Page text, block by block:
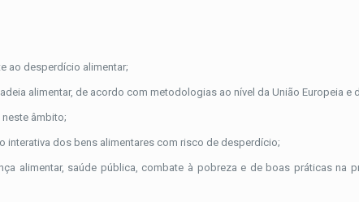
ao desperdício alimentar;
alimentar, de acordo com metodologias ao nível da União Europeia e
âmbito;
interativa dos bens alimentares com risco de desperdício;
alimentar, saúde pública, combate à pobreza e de boas práticas na